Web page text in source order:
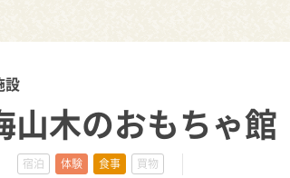
設
山木のおもちゃ館
宿泊 体験 食事 買物